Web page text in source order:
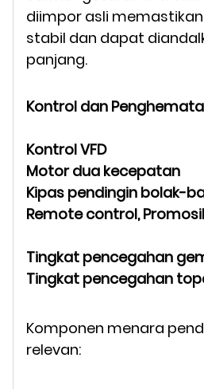
diimpor asli
stabil dan dapat
panjang.
Kontrol dan
Kontrol VFD
Motor dua kecepatan
Kipas pendingin bolak-
Remote control,
Tingkat pencegahan
Tingkat pencegahan
Komponen menara
relevan: